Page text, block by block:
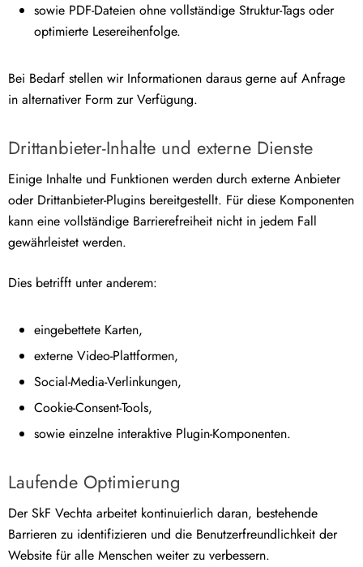
sowie PDF-Dateien ohne vollständige Struktur-Tags oder
optimierte Lesereihenfolge.
Bei Bedarf stellen wir Informationen daraus gerne auf Anfrage
in alternativer Form zur Verfügung.
Drittanbieter-Inhalte und externe Dienste
Einige Inhalte und Funktionen werden durch externe Anbieter
oder Drittanbieter-Plugins bereitgestellt. Für diese Komponenten
kann eine vollständige Barrierefreiheit nicht in jedem Fall
gewährleistet werden.
Dies betrifft unter anderem:
eingebettete Karten,
externe Video-Plattformen,
Social-Media-Verlinkungen,
Cookie-Consent-Tools,
sowie einzelne interaktive Plugin-Komponenten.
Laufende Optimierung
Der SkF Vechta arbeitet kontinuierlich daran, bestehende
Barrieren zu identifizieren und die Benutzerfreundlichkeit der
Website für alle Menschen weiter zu verbessern.